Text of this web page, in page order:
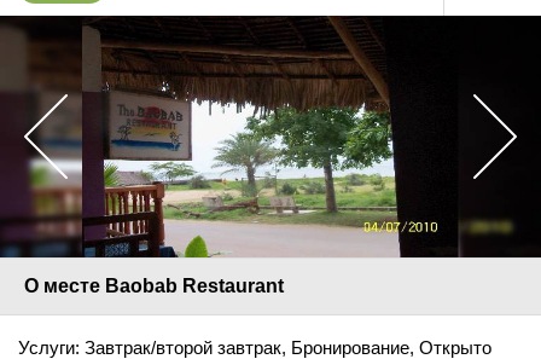
О месте Baobab Restaurant
Услуги: Завтрак/второй завтрак, Бронирование, Открыто